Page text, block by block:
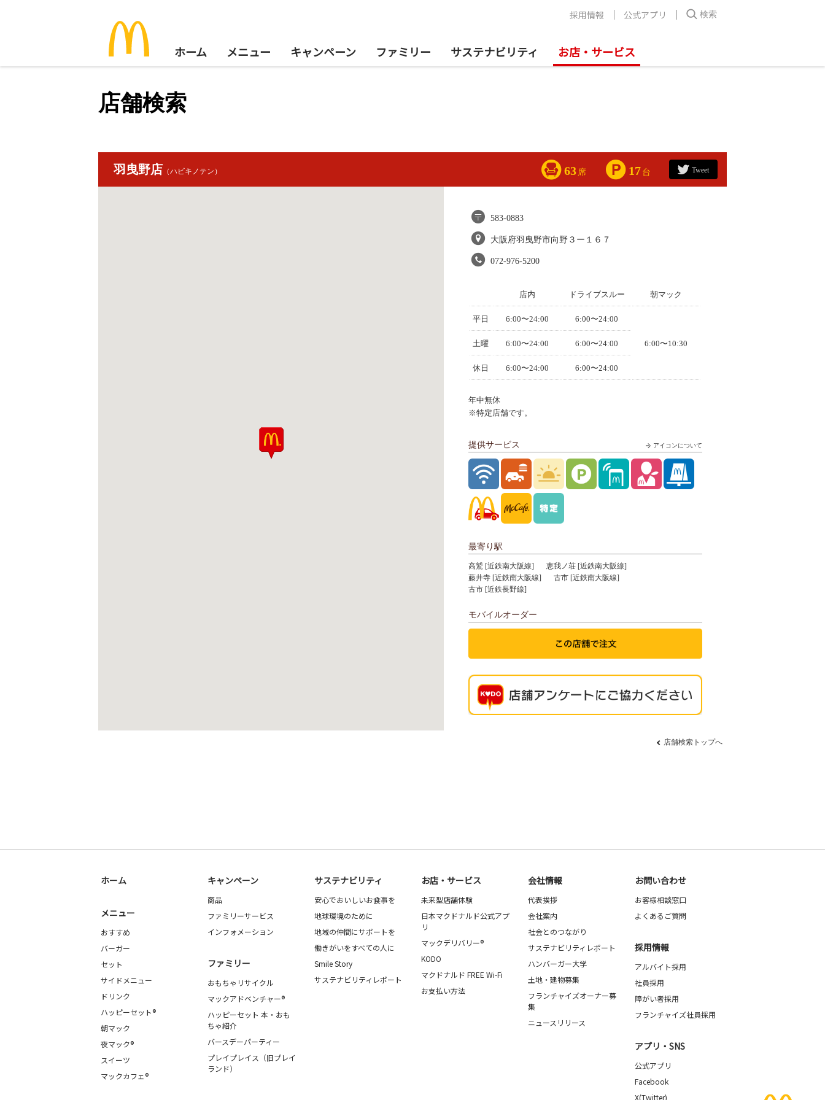
ホーム メニュー キャンペーン ファミリー サステナビリティ お店・サービス
採用情報 公式アプリ 検索
店舗検索
羽曳野店 （ハビキノテン） 63 席 17 台 Tweet
583-0883
大阪府羽曳野市向野３ー１６７
072-976-5200
店内 ドライブスルー 朝マック
平日 6:00〜24:00 6:00〜24:00
6:00〜10:30
土曜 6:00〜24:00 6:00〜24:00
休日 6:00〜24:00 6:00〜24:00
年中無休
※特定店舗です。
アイコンについて
提供サービス
最寄り駅
高鷲 [近鉄南大阪線]
恵我ノ荘 [近鉄南大阪線]
藤井寺 [近鉄南大阪線]
古市 [近鉄南大阪線]
古市 [近鉄長野線]
モバイルオーダー
店舗検索トップへ
ホーム
メニュー
おすすめ
バーガー
セット
サイドメニュー
ドリンク
ハッピーセット®
朝マック
夜マック®
スイーツ
マックカフェ®
キャンペーン
商品
ファミリーサービス
インフォメーション
ファミリー
おもちゃリサイクル
マックアドベンチャー®
ハッピーセット 本・おも
ちゃ紹介
バースデーパーティー
プレイプレイス（旧プレイ
ランド）
サステナビリティ
安心でおいしいお食事を
地球環境のために
地域の仲間にサポートを
働きがいをすべての人に
Smile Story
サステナビリティレポート
お店・サービス
未来型店舗体験
日本マクドナルド公式アプ
リ
マックデリバリー®
KODO
マクドナルド FREE Wi-Fi
お支払い方法
会社情報
代表挨拶
会社案内
社会とのつながり
サステナビリティレポート
ハンバーガー大学
土地・建物募集
フランチャイズオーナー募
集
ニュースリリース
お問い合わせ
お客様相談窓口
よくあるご質問
採用情報
アルバイト採用
社員採用
障がい者採用
フランチャイズ社員採用
アプリ・SNS
公式アプリ
Facebook
X(Twitter)